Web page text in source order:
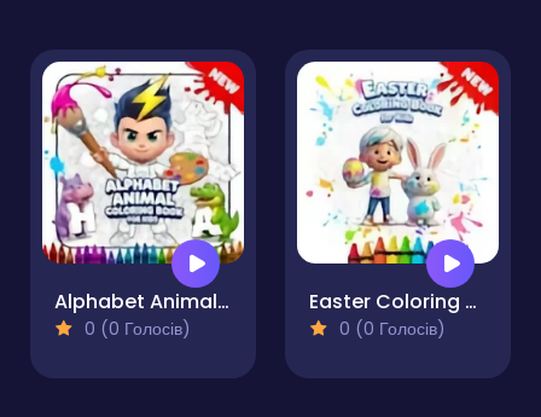
Alphabet Animal Coloring Book for Kids
0 (0 Голосів)
Easter Coloring Book for Kids
0 (0 Голосів)